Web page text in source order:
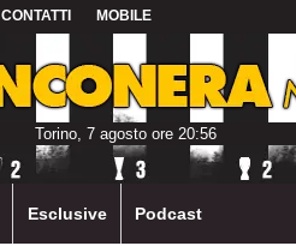
CONTATTI MOBILE
Torino, 7 agosto ore 20:56
Esclusive Podcast